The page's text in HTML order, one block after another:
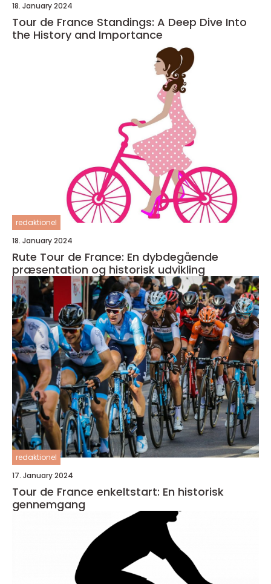
18. January 2024
Tour de France Standings: A Deep Dive Into
the History and Importance
redaktionel
18. January 2024
Rute Tour de France: En dybdegående
præsentation og historisk udvikling
redaktionel
17. January 2024
Tour de France enkeltstart: En historisk
gennemgang